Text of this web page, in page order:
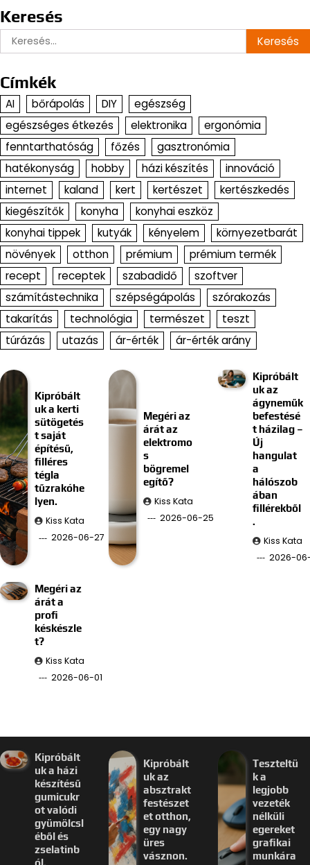
Keresés
Keresés:
Címkék
AI bőrápolás DIY
egészség
egészséges étkezés
elektronika
ergonómia
fenntarthatóság
főzés
gasztronómia
hatékonyság
hobby házi készítés
innováció
internet
kaland kert kertészet
kertészkedés
kiegészítők
konyha
konyhai eszköz
konyhai tippek
kutyák kényelem
környezetbarát
növények
otthon prémium
prémium termék
recept
receptek szabadidő
szoftver
számítástechnika
szépségápolás
szórakozás
takarítás
technológia természet
teszt
túrázás
utazás ár-érték ár-érték arány
Kipróbált
uk a kerti
sütögetés
t saját
építésű,
filléres
tégla
tűzrakóhe
lyen.
Kiss Kata
2026-06-27
Megéri az
árát az
elektromo
s
bögremel
egítő?
Kiss Kata
2026-06-25
Kipróbált
uk az
ágyneműk
befestésé
t házilag –
Új
hangulat
a
hálószob
ában
fillérekből
.
Kiss Kata
2026-
Megéri az
árát a
profi
késkészle
t?
Kiss Kata
2026-06-01
Kipróbált
uk a házi
készítésű
gumicukr
ot valódi
gyümölcsl
éből és
zselatinb
ól.
Kipróbált
uk az
absztrakt
festészet
et otthon,
egy nagy
üres
vásznon.
Teszteltü
k a
legjobb
vezeték
nélküli
egereket
grafikai
munkára